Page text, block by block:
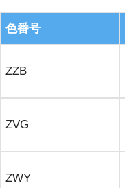
色番号
ZZB
ZVG
ZWY